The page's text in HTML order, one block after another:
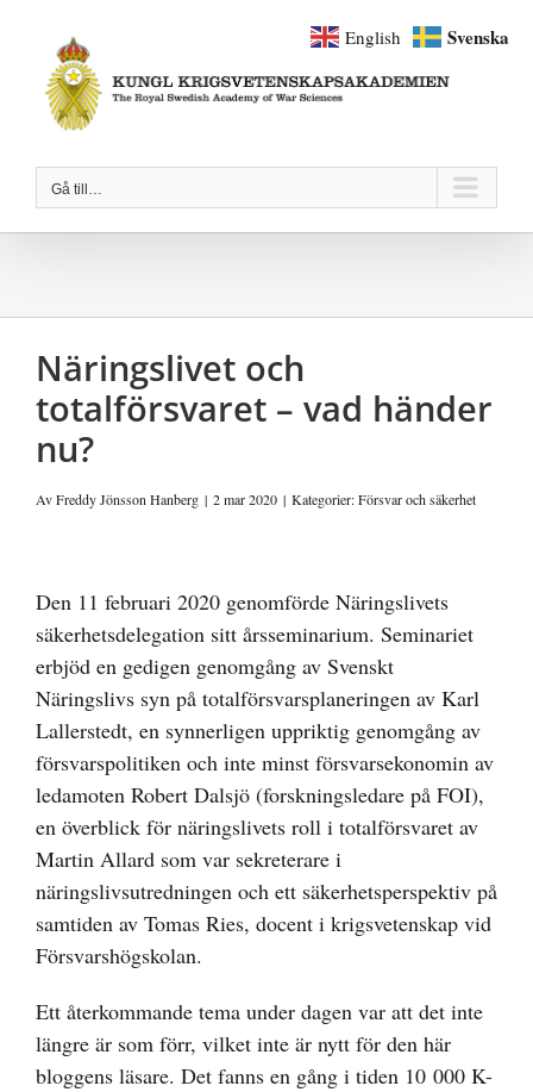
innehållet
Gå till…
Näringslivet och
totalförsvaret – vad händer
nu?
AvFreddy Jönsson Hanberg | 2 mar 2020 | Kategorier:Försvar och säkerhet
större
bild
Den 11 februari 2020 genomförde Näringslivets
säkerhetsdelegation sitt årsseminarium. Seminariet
erbjöd en gedigen genomgång av Svenskt
Näringslivs syn på totalförsvarsplaneringen av Karl
Lallerstedt, en synnerligen uppriktig genomgång av
försvarspolitiken och inte minst försvarsekonomin av
ledamoten Robert Dalsjö (forskningsledare på FOI),
en överblick för näringslivets roll i totalförsvaret av
Martin Allard som var sekreterare i
näringslivsutredningen och ett säkerhetsperspektiv på
samtiden av Tomas Ries, docent i krigsvetenskap vid
Försvarshögskolan.
Ett återkommande tema under dagen var att det inte
längre är som förr, vilket inte är nytt för den här
bloggens läsare. Det fanns en gång i tiden 10 000 K-
English Svenska